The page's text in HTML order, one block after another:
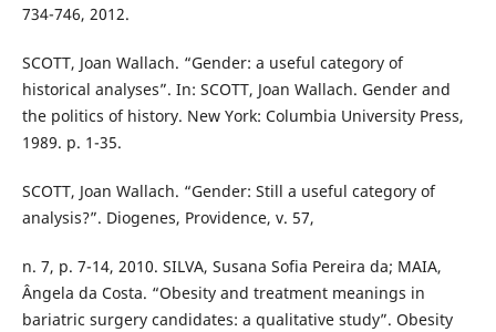
734-746, 2012.
SCOTT, Joan Wallach. “Gender: a useful category of
historical analyses”. In: SCOTT, Joan Wallach. Gender and
the politics of history. New York: Columbia University Press,
1989. p. 1-35.
SCOTT, Joan Wallach. “Gender: Still a useful category of
analysis?”. Diogenes, Providence, v. 57,
n. 7, p. 7-14, 2010. SILVA, Susana Sofia Pereira da; MAIA,
Ângela da Costa. “Obesity and treatment meanings in
bariatric surgery candidates: a qualitative study”. Obesity